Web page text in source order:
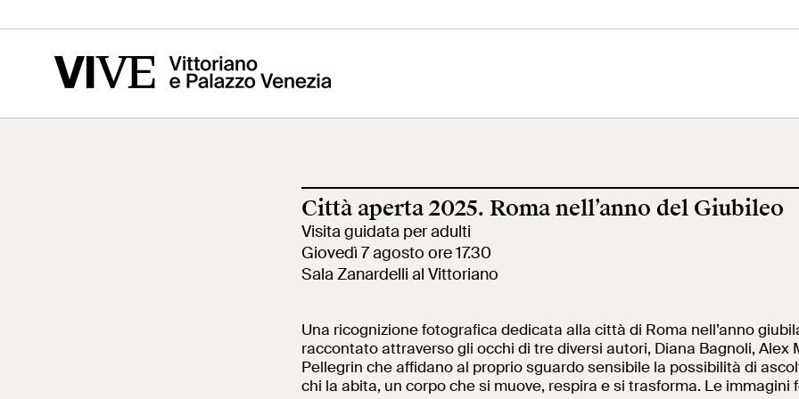
Educazione
Ricerca
Incontriamoci al
Collegio Romano
La collezione
del VIVE
Patria
del Risorgimento
Panoramica
Città aperta 2025. Roma nell’anno del Giubileo
Visita guidata per adulti
Giovedì 7 agosto ore 17.30
Sala Zanardelli al Vittoriano
Una ricognizione fotografica dedicata alla città di Roma nell’anno
raccontato attraverso gli occhi di tre diversi autori, Diana Bagnoli, Alex
Pellegrin che affidano al proprio sguardo sensibile la possibilità di
chi la abita, un corpo che si muove, respira e si trasforma. Le immagini